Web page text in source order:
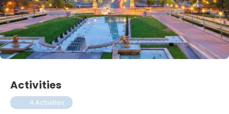
Activities
4 Activities